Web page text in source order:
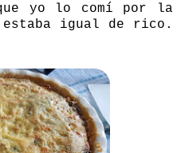
yo lo comí por la
igual de rico.